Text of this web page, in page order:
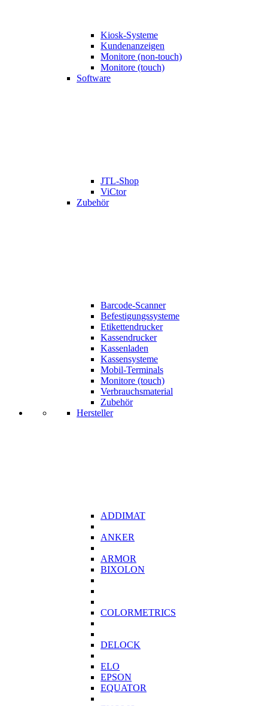
Kiosk-Systeme
Kundenanzeigen
Monitore (non-touch)
Monitore (touch)
Software
JTL-Shop
ViCtor
Zubehör
Barcode-Scanner
Befestigungssysteme
Etikettendrucker
Kassendrucker
Kassenladen
Kassensysteme
Mobil-Terminals
Monitore (touch)
Verbrauchsmaterial
Zubehör
Hersteller
ADDIMAT
ANKER
ARMOR
BIXOLON
COLORMETRICS
DELOCK
ELO
EPSON
EQUATOR